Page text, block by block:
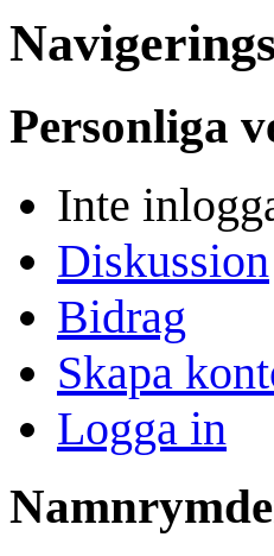
Personliga
Inte
Diskussion
Bidrag
Skapa
Logga in